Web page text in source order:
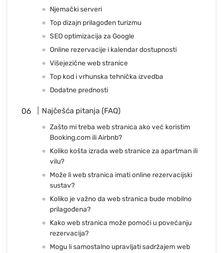
Njemački serveri
Top dizajn prilagođen turizmu
SEO optimizacija za Google
Online rezervacije i kalendar dostupnosti
Višejezične web stranice
Top kod i vrhunska tehnička izvedba
Dodatne prednosti
Najčešća pitanja (FAQ)
Zašto mi treba web stranica ako već koristim
Booking.com ili Airbnb?
Koliko košta izrada web stranice za apartman ili
vilu?
Može li web stranica imati online rezervacijski
sustav?
Koliko je važno da web stranica bude mobilno
prilagođena?
Kako web stranica može pomoći u povećanju
rezervacija?
Mogu li samostalno upravljati sadržajem web